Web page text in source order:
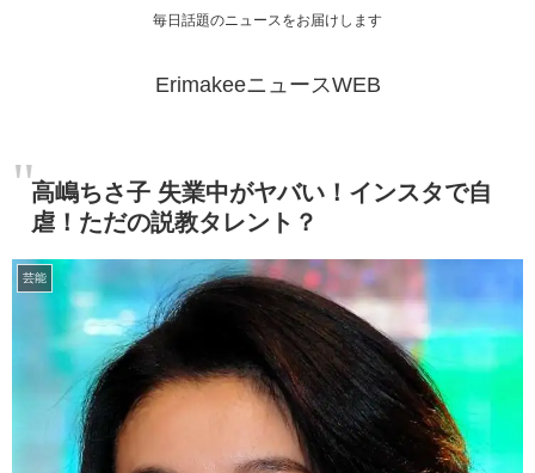
毎日話題のニュースをお届けします
ErimakeeニュースWEB
高嶋ちさ子 失業中がヤバい！インスタで自
虐！ただの説教タレント？
芸能